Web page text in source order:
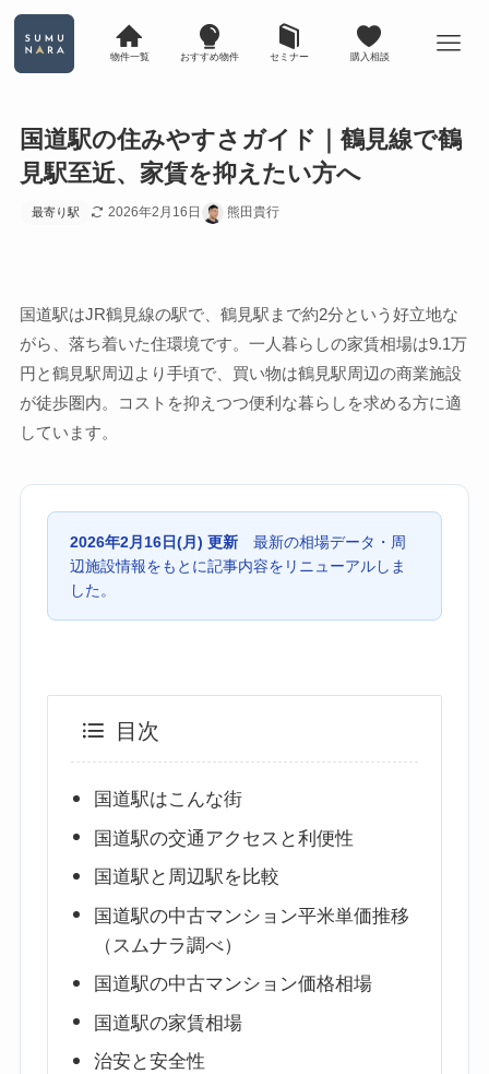
物件一覧 おすすめ物件 セミナー 購入相談
国道駅の住みやすさガイド｜鶴見線で鶴
見駅至近、家賃を抑えたい方へ
最寄り駅 2026年2月16日 熊田貴行
国道駅はJR鶴見線の駅で、鶴見駅まで約2分という好立地な
がら、落ち着いた住環境です。一人暮らしの家賃相場は9.1万
円と鶴見駅周辺より手頃で、買い物は鶴見駅周辺の商業施設
が徒歩圏内。コストを抑えつつ便利な暮らしを求める方に適
しています。
2026年2月16日(月) 更新最新の相場データ・周
辺施設情報をもとに記事内容をリニューアルしま
した。
目次
国道駅はこんな街
国道駅の交通アクセスと利便性
国道駅と周辺駅を比較
国道駅の中古マンション平米単価推移
（スムナラ調べ）
国道駅の中古マンション価格相場
国道駅の家賃相場
治安と安全性